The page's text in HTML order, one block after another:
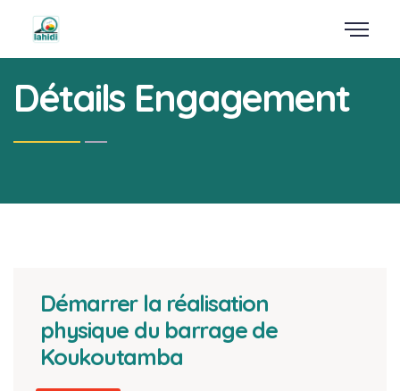
Détails Engagement
Démarrer la réalisation
physique du barrage de
Koukoutamba